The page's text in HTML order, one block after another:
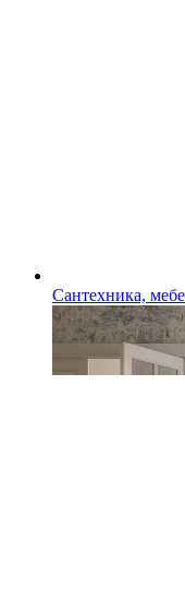
Сантехника,